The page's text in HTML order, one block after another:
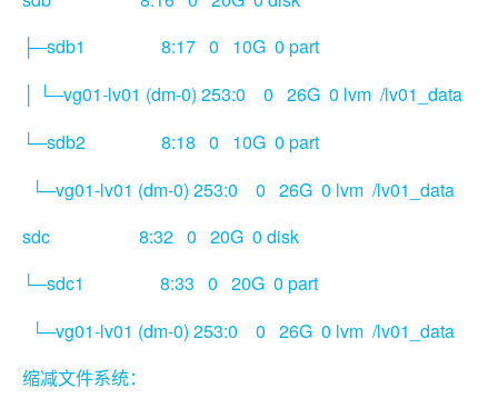
├─sdb1 8:17 0 10G 0 part
└─vg01-lv01 (dm-0) 253:0 0 26G 0 lvm /lv01_data
└─sdb2 8:18 0 10G 0 part
└─vg01-lv01 (dm-0) 253:0 0 26G 0 lvm /lv01_data
sdc 8:32 0 20G 0 disk
└─sdc1 8:33 0 20G 0 part
└─vg01-lv01 (dm-0) 253:0 0 26G 0 lvm /lv01_data
缩减文件系统：